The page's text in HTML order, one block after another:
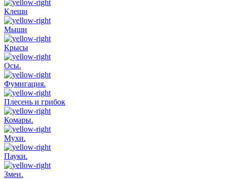
Клещи
Мыши
Крысы
Осы.
Фумигация.
Плесень и грибок
Комары.
Мухи.
Пауки.
Змеи.